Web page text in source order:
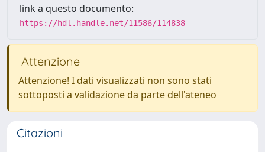
link a questo documento:
https://hdl.handle.net/11586/114838
Attenzione
Attenzione! I dati visualizzati non sono stati
sottoposti a validazione da parte dell'ateneo
Citazioni